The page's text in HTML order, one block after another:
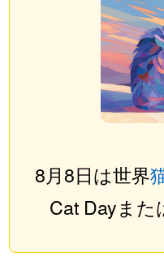
8月8日は世界
Cat Dayまた